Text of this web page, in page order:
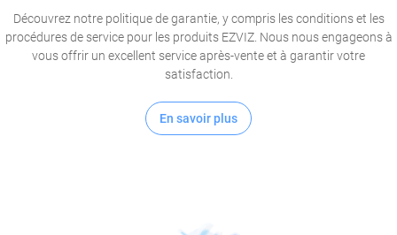
Découvrez notre politique de garantie, y compris les conditions et les
procédures de service pour les produits EZVIZ. Nous nous engageons à
vous offrir un excellent service après-vente et à garantir votre
satisfaction.
En savoir plus